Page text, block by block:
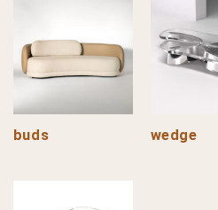
buds wedge